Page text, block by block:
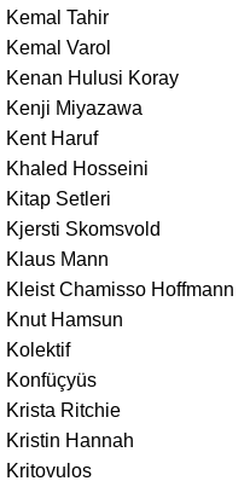
Kemal Tahir
Kemal Varol
Kenan Hulusi Koray
Kenji Miyazawa
Kent Haruf
Khaled Hosseini
Kitap Setleri
Kjersti Skomsvold
Klaus Mann
Kleist Chamisso Hoffmann
Knut Hamsun
Kolektif
Konfüçyüs
Krista Ritchie
Kristin Hannah
Kritovulos